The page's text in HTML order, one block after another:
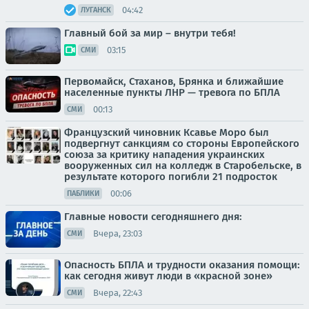
ЛУГАНСК 04:42
Главный бой за мир – внутри тебя!
СМИ 03:15
Первомайск, Стаханов, Брянка и ближайшие
населенные пункты ЛНР — тревога по БПЛА
СМИ 00:13
Французский чиновник Ксавье Моро был
подвергнут санкциям со стороны Европейского
союза за критику нападения украинских
вооруженных сил на колледж в Старобельске, в
результате которого погибли 21 подросток
ПАБЛИКИ 00:06
Главные новости сегодняшнего дня:
СМИ Вчера, 23:03
Опасность БПЛА и трудности оказания помощи:
как сегодня живут люди в «красной зоне»
СМИ Вчера, 22:43